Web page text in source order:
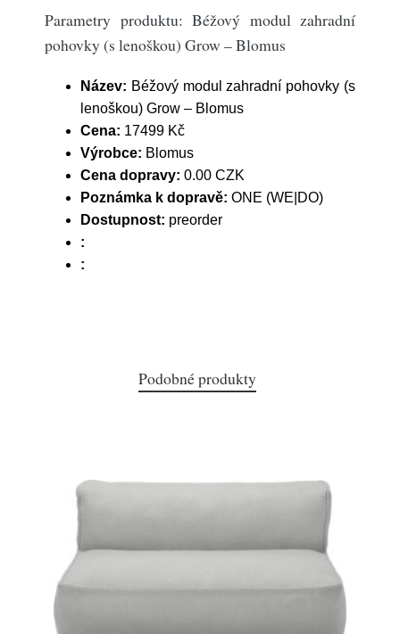
Parametry produktu: Béžový modul zahradní
pohovky (s lenoškou) Grow – Blomus
Název: Béžový modul zahradní pohovky (s
lenoškou) Grow – Blomus
Cena: 17499 Kč
Výrobce: Blomus
Cena dopravy: 0.00 CZK
Poznámka k dopravě: ONE (WE|DO)
Dostupnost: preorder
:
:
Podobné produkty